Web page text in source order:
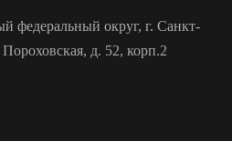
федеральный округ, г. Санкт-
д. 52, корп.2